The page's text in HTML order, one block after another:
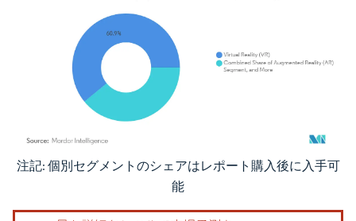
画像 © Mordor Intelligence。再利用にはCC BY 4.0の表示が必要です。
注記: 個別セグメントのシェアはレポート購入後に入手可
能